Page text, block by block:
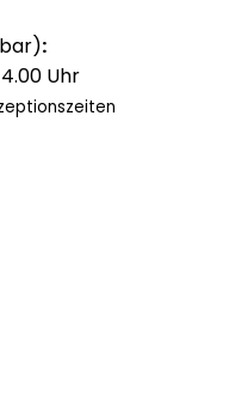
:
Uhr